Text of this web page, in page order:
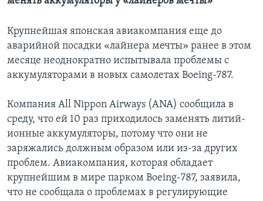
Крупнейшая японская авиакомпания еще до
аварийной посадки «лайнера мечты» ранее в этом
месяце неоднократно испытывала проблемы с
аккумуляторами в новых самолетах Boeing-787.
Компания All Nippon Airways (ANA) сообщила в
среду, что ей 10 раз приходилось заменять литий-
ионные аккумуляторы, потому что они не
заряжались должным образом или из-за других
проблем. Авиакомпания, которая обладает
крупнейшим в мире парком Boeing-787, заявила,
что не сообщала о проблемах в регулирующие